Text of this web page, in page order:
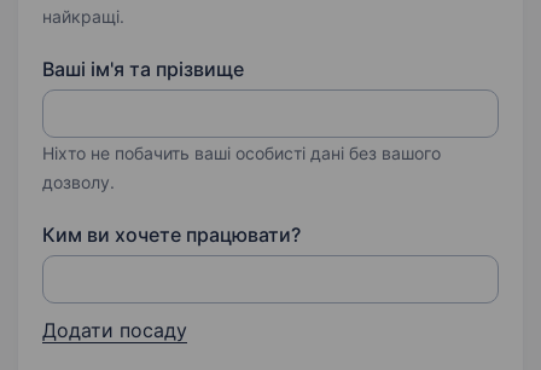
найкращі.
Ваші ім'я та прізвище
Ніхто не побачить ваші особисті дані без вашого
дозволу.
Ким ви хочете працювати?
Додати посаду